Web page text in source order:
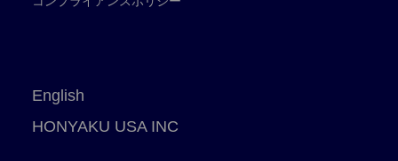
English
HONYAKU USA INC